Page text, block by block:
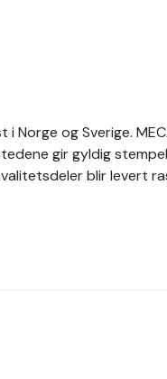
Norge og Sverige.
gir gyldig
blir levert